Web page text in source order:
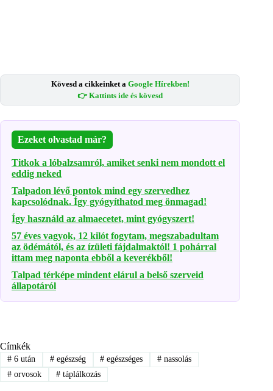
Kövesd a cikkeinket a Google Hírekben!
👉 Kattints ide és kövesd
Ezeket olvastad már?
Titkok a lóbalzsamról, amiket senki nem mondott el
eddig neked
Talpadon lévő pontok mind egy szervedhez
kapcsolódnak. Így gyógyíthatod meg önmagad!
Így használd az almaecetet, mint gyógyszert!
57 éves vagyok, 12 kilót fogytam, megszabadultam
az ödémától, és az ízületi fájdalmaktól! 1 pohárral
ittam meg naponta ebből a keverékből!
Talpad térképe mindent elárul a belső szerveid
állapotáról
Címkék
#6 után #egészség # egészséges # nassolás
#orvosok #táplálkozás